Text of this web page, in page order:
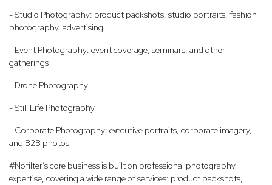
- Studio Photography: product packshots, studio portraits, fashion
photography, advertising
- Event Photography: event coverage, seminars, and other
gatherings
- Drone Photography
- Still Life Photography
- Corporate Photography: executive portraits, corporate imagery,
and B2B photos
#Nofilter’s core business is built on professional photography
expertise, covering a wide range of services: product packshots,